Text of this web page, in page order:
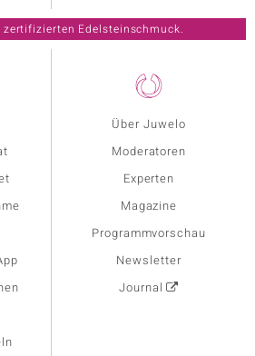
Über Juwelo
Moderatoren
Experten
Magazine
Programmvorschau
Newsletter
Journal
Edelsteinschmuck.